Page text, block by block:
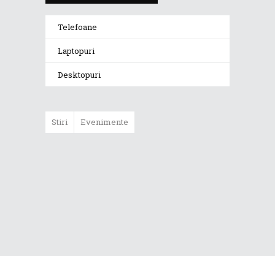
Telefoane
Laptopuri
Desktopuri
Stiri Evenimente